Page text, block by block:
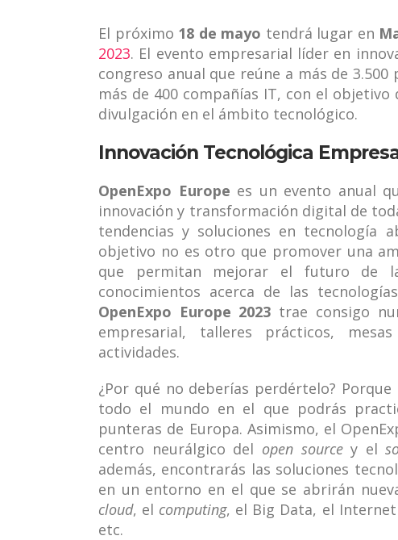
El próximo 18 de mayo tendrá lugar en
2023. El evento empresarial líder en
congreso anual que reúne a más de
más de 400 compañías IT, con el
divulgación en el ámbito tecnológico.
Innovación Tecnológica
OpenExpo Europe es un evento anual
innovación y transformación digital de
tendencias y soluciones en tecnología
objetivo no es otro que promover una
que permitan mejorar el futuro de
conocimientos acerca de las
OpenExpo Europe 2023 trae consigo
empresarial, talleres prácticos,
actividades.
¿Por qué no deberías perdértelo?
todo el mundo en el que podrás
punteras de Europa. Asimismo, el
centro neurálgico del open sourcey el
además, encontrarás las soluciones
en un entorno en el que se abrirán
cloud, el computing, el Big Data, el
etc.